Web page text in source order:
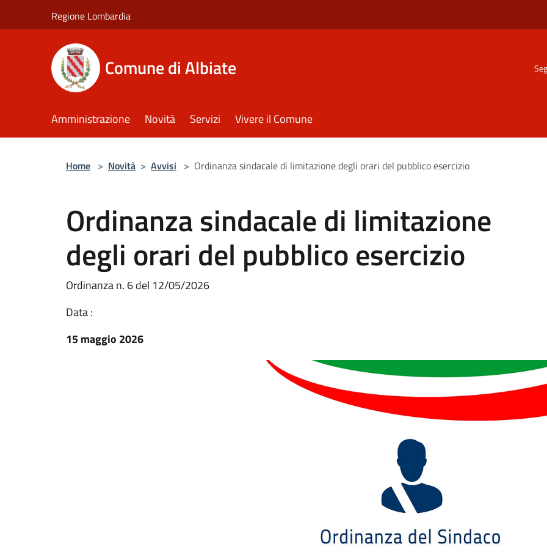
Regione Lombardia
Comune di Albiate
Amministrazione Novità Servizi Vivere il Comune
Home > Novità > Avvisi > Ordinanza sindacale di limitazione degli orari del pubblico esercizio
Ordinanza sindacale di limitazione
degli orari del pubblico esercizio
Ordinanza n. 6 del 12/05/2026
Data :
15 maggio 2026